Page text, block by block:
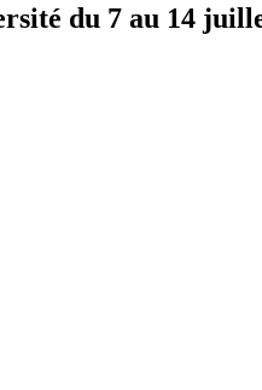
du 7 au 14